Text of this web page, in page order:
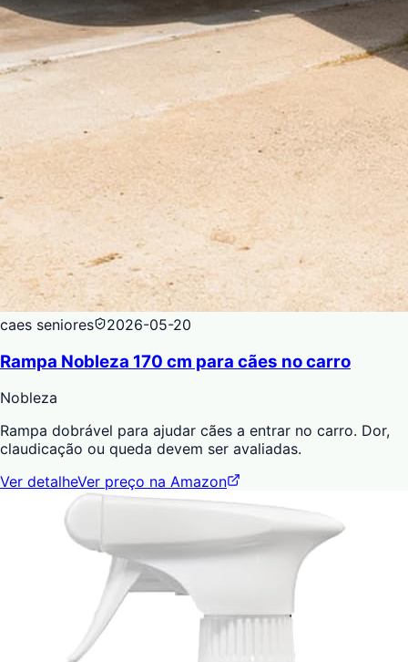
caes seniores 2026-05-20
Rampa Nobleza 170 cm para cães no carro
Nobleza
Rampa dobrável para ajudar cães a entrar no carro. Dor,
claudicação ou queda devem ser avaliadas.
Ver detalheVer preço na Amazon